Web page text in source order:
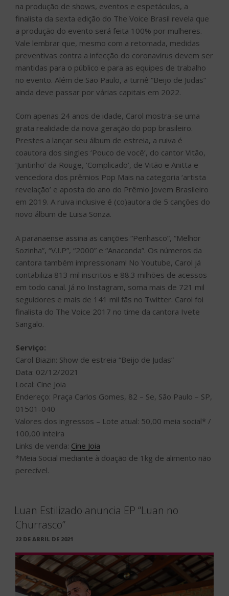
na produção de shows, eventos e espetáculos, a
finalista da sexta edição do The Voice Brasil revela que
a produção do evento será feita 100% por mulheres.
Vale lembrar que, mesmo com a retomada, medidas
preventivas contra a infecção do coronavírus devem ser
mantidas para o público e para as equipes de trabalho
no evento. Além de São Paulo, a turnê “Beijo de Judas”
ainda deve passar por várias capitais em 2022.
Com apenas 24 anos de idade, Carol mostra-se uma
grata realidade da nova geração do pop brasileiro.
Prestes a lançar seu álbum de estreia, a ruiva é
coautora dos singles ‘Pouco de você’, do cantor Vitão,
‘Juntinho’ da Rouge, ‘Complicado’, de Vitão e Anitta e
vencedora dos prêmios Pop Mais na categoria ‘artista
revelação’ e aposta do ano do Prêmio Jovem Brasileiro
em 2019. A ruiva inclusive é (co)autora de 5 canções do
novo álbum de Luisa Sonza.
A paranaense assina as canções “Penhasco”, “Melhor
Sozinha”, “V.I.P”, “2000” e “Anaconda”. Os números da
cantora também impressionam! No Youtube, Carol já
contabiliza 813 mil inscritos e 88.3 milhões de acessos
em todo canal. Já no Instagram, soma mais de 721 mil
seguidores e mais de 141 mil fãs no Twitter. Carol foi
finalista do The Voice 2017 no time da cantora Ivete
Sangalo.
Serviço:
Carol Biazin: Show de estreia “Beijo de Judas”
Data: 02/12/2021
Local: Cine Joia
Endereço: Praça Carlos Gomes, 82 – Se, São Paulo – SP,
01501-040
Valores dos ingressos – Lote atual: 50,00 meia social* /
100,00 inteira
Links de venda: Cine Joia
*Meia Social mediante à doação de 1kg de alimento não
perecível.
Luan Estilizado anuncia EP “Luan no
Churrasco”
PUBLICADO
22 DE ABRIL DE 2021